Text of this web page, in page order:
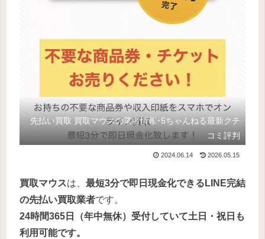
先払い買取 買取マウスの業者情報･5ちゃんねる最新クチ
コミ評判
2024.06.14 2026.05.15
買取マウスは、 最短3分で即日現金化できるLINE完結
の先払い買取業者です。
24時間365日（年中無休）受付していて土日・祝日も
利用可能です。